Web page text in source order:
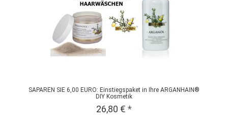
SAPAREN SIE 6,00 EURO: Einstiegspaket in Ihre ARGANHAIN®
DIY Kosmetik
26,80 € *